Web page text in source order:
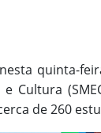
quinta-
Cultura
de 260